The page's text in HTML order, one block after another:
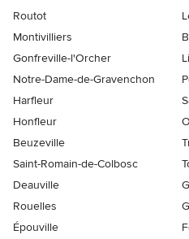
Routot
Montivilliers
Gonfreville-l'Orcher
Notre-Dame-de-Gravenchon
Harfleur
Honfleur
Beuzeville
Saint-Romain-de-Colbosc
Deauville
Rouelles
Épouville